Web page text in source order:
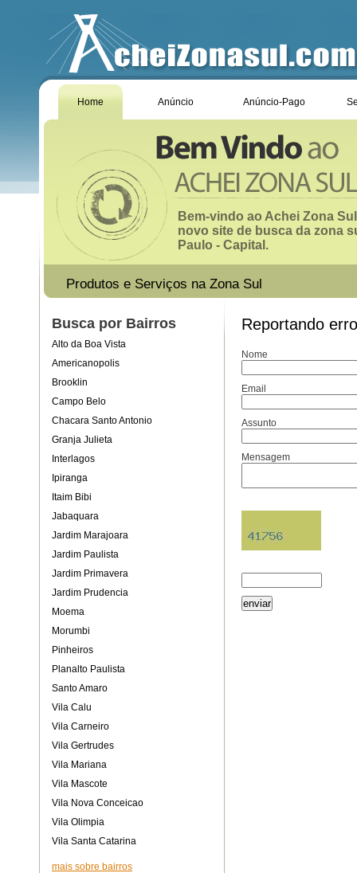
Home Anúncio Anúncio-Pago
Bem-vindo ao Achei Zona
novo site de busca da zona
Paulo - Capital.
Produtos e Serviços na Zona Sul
Busca por Bairros
Alto da Boa Vista
Americanopolis
Brooklin
Campo Belo
Chacara Santo Antonio
Granja Julieta
Interlagos
Ipiranga
Itaim Bibi
Jabaquara
Jardim Marajoara
Jardim Paulista
Jardim Primavera
Jardim Prudencia
Moema
Morumbi
Pinheiros
Planalto Paulista
Santo Amaro
Vila Calu
Vila Carneiro
Vila Gertrudes
Vila Mariana
Vila Mascote
Vila Nova Conceicao
Vila Olimpia
Vila Santa Catarina
mais sobre bairros
Reportando
Nome
Email
Assunto
Mensagem